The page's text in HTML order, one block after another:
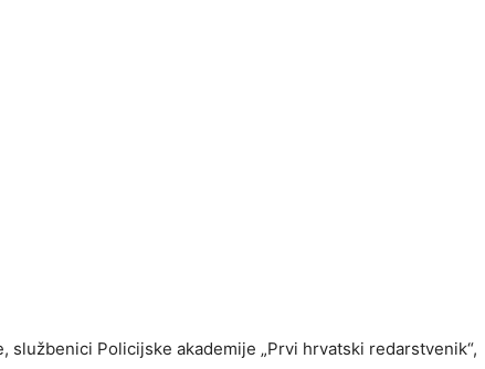
Policijske akademije „Prvi hrvatski redarstvenik“,